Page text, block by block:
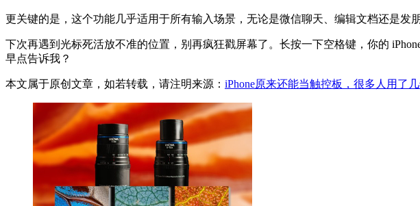
更关键的是，这个功能几乎适用于所有输入场景，无论是微信聊天、编辑文档还是发
下次再遇到光标死活放不准的位置，别再疯狂戳屏幕了。长按一下空格键，你的
早点告诉我？
本文属于原创文章，如若转载，请注明来源： iPhone原来还能当触控板，很多人用了